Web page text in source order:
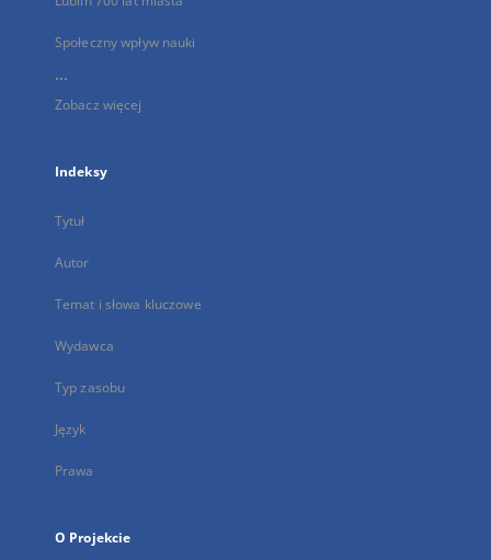
Społeczny wpływ nauki
...
Zobacz więcej
Indeksy
Tytuł
Autor
Temat i słowa kluczowe
Wydawca
Typ zasobu
Język
Prawa
O Projekcie